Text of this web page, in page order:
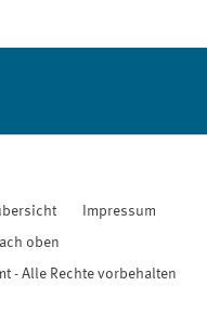
Impressum
oben
- Alle Rechte vorbehalten